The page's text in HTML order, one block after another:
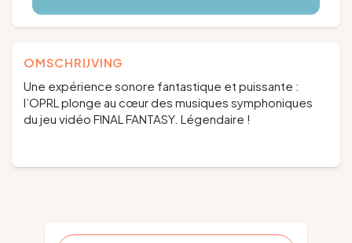
OMSCHRIJVING
Une expérience sonore fantastique et puissante :
l’OPRL plonge au cœur des musiques symphoniques
du jeu vidéo FINAL FANTASY. Légendaire !